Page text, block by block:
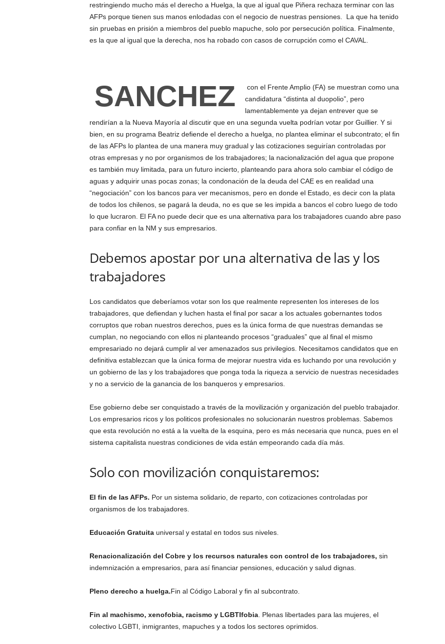
restringiendo mucho más el derecho a Huelga, la que al igual que Piñera rechaza terminar con las
AFPs porque tienen sus manos enlodadas con el negocio de nuestras pensiones. La que ha tenido
sin pruebas en prisión a miembros del pueblo mapuche, solo por persecución política. Finalmente,
es la que al igual que la derecha, nos ha robado con casos de corrupción como el CAVAL.
SANCHEZ
con el Frente Amplio (FA) se muestran como una
candidatura “distinta al duopolio”, pero
lamentablemente ya dejan entrever que se
rendirían a la Nueva Mayoría al discutir que en una segunda vuelta podrían votar por Guillier. Y si
bien, en su programa Beatriz defiende el derecho a huelga, no plantea eliminar el subcontrato; el fin
de las AFPs lo plantea de una manera muy gradual y las cotizaciones seguirían controladas por
otras empresas y no por organismos de los trabajadores; la nacionalización del agua que propone
es también muy limitada, para un futuro incierto, planteando para ahora solo cambiar el código de
aguas y adquirir unas pocas zonas; la condonación de la deuda del CAE es en realidad una
“negociación” con los bancos para ver mecanismos, pero en donde el Estado, es decir con la plata
de todos los chilenos, se pagará la deuda, no es que se les impida a bancos el cobro luego de todo
lo que lucraron. El FA no puede decir que es una alternativa para los trabajadores cuando abre paso
para confiar en la NM y sus empresarios.
Debemos apostar por una alternativa de las y los
trabajadores
Los candidatos que deberíamos votar son los que realmente representen los intereses de los
trabajadores, que defiendan y luchen hasta el final por sacar a los actuales gobernantes todos
corruptos que roban nuestros derechos, pues es la única forma de que nuestras demandas se
cumplan, no negociando con ellos ni planteando procesos “graduales” que al final el mismo
empresariado no dejará cumplir al ver amenazados sus privilegios. Necesitamos candidatos que en
definitiva establezcan que la única forma de mejorar nuestra vida es luchando por una revolución y
un gobierno de las y los trabajadores que ponga toda la riqueza a servicio de nuestras necesidades
y no a servicio de la ganancia de los banqueros y empresarios.
Ese gobierno debe ser conquistado a través de la movilización y organización del pueblo trabajador.
Los empresarios ricos y los politicos profesionales no solucionarán nuestros problemas. Sabemos
que esta revolución no está a la vuelta de la esquina, pero es más necesaria que nunca, pues en el
sistema capitalista nuestras condiciones de vida están empeorando cada día más.
Solo con movilización conquistaremos:
El fin de las AFPs. Por un sistema solidario, de reparto, con cotizaciones controladas por
organismos de los trabajadores.
Educación Gratuitauniversal y estatal en todos sus niveles.
Renacionalización del Cobrey los recursos naturales con control de los trabajadores, sin
indemnización a empresarios, para así financiar pensiones, educación y salud dignas.
Pleno derecho a huelga.Fin al Código Laboral y fin al subcontrato.
Fin al machismo, xenofobia, racismo y LGBTIfobia. Plenas libertades para las mujeres, el
colectivo LGBTI, inmigrantes, mapuches y a todos los sectores oprimidos.